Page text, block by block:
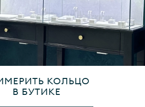
КОЛЬЦО
В БУТИКЕ